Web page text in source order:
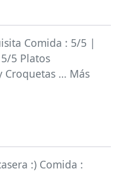
Comida : 5/5 |
5 Platos
Croquetas … Más
:) Comida :